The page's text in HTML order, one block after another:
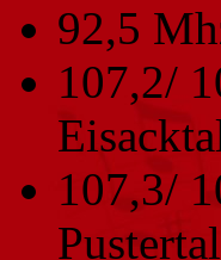
92,5
107,2/
107,3/
Pustertal